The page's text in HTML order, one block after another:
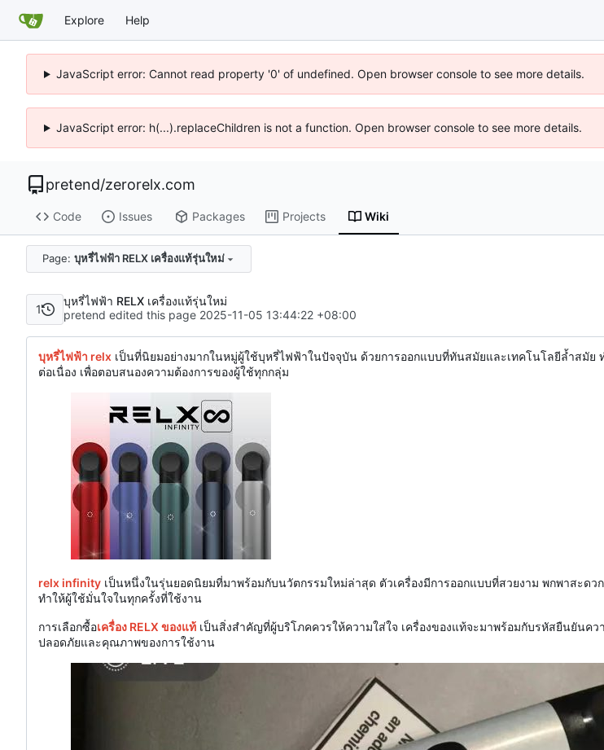
Explore Help
JavaScript error: Cannot read property '0' of undefined. Open browser console to see more details.
JavaScript error: h(...).replaceChildren is not a function. Open browser console to see more details.
pretend/zerorelx.com
Code Issues Packages Projects Wiki
Page: บุหรี่ไฟฟ้า RELX เครื่องแท้รุ่นใหม่
1
บุหรี่ไฟฟ้า RELX เครื่องแท้รุ่นใหม่
pretend edited this page 2025-11-05 13:44:22 +08:00
บุหรี่ไฟฟ้า relx เป็นที่นิยมอย่างมากในหมู่ผู้ใช้บุหรี่ไฟฟ้าในปัจจุบัน ด้วยการออกแบบที่ทันสมัยและเทคโนโลยีล้ำสมั
ต่อเนื่อง เพื่อตอบสนองความต้องการของผู้ใช้ทุกกลุ่ม
relx infinity เป็นหนึ่งในรุ่นยอดนิยมที่มาพร้อมกับนวัตกรรมใหม่ล่าสุด ตัวเครื่องมีการออกแบบที่สวยงาม พกพาสะ
ทำให้ผู้ใช้มั่นใจในทุกครั้งที่ใช้งาน
การเลือกซื้อเครื่อง RELX ของแท้ เป็นสิ่งสำคัญที่ผู้บริโภคควรให้ความใส่ใจ เครื่องของแท้จะมาพร้อมกับรหัสยืนยันค
ปลอดภัยและคุณภาพของการใช้งาน